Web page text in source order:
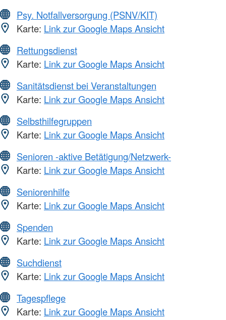
Psy. Notfallversorgung (PSNV/KIT)
Karte: Link zur Google Maps Ansicht
Rettungsdienst
Karte: Link zur Google Maps Ansicht
Sanitätsdienst bei Veranstaltungen
Karte: Link zur Google Maps Ansicht
Selbsthilfegruppen
Karte: Link zur Google Maps Ansicht
Senioren -aktive Betätigung/Netzwerk-
Karte: Link zur Google Maps Ansicht
Seniorenhilfe
Karte: Link zur Google Maps Ansicht
Spenden
Karte: Link zur Google Maps Ansicht
Suchdienst
Karte: Link zur Google Maps Ansicht
Tagespflege
Karte: Link zur Google Maps Ansicht